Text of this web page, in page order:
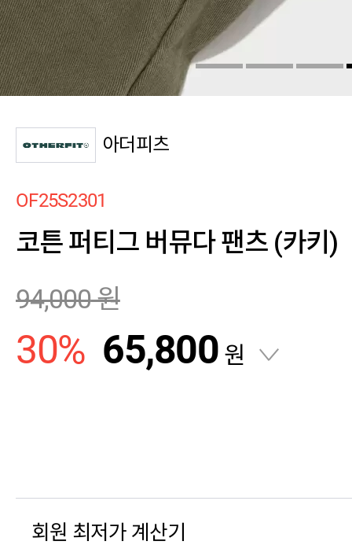
아더피츠
OF25S2301
코튼 퍼티그 버뮤다 팬츠 (카키)
94,000원
30% 65,800 원
회원 최저가 계산기